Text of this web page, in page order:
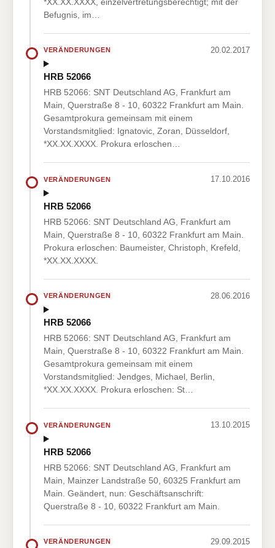
Befugnis, im…
VERÄNDERUNGEN 20.02.2017
HRB 52066
HRB 52066: SNT Deutschland AG, Frankfurt am
Main, Querstraße 8 - 10, 60322 Frankfurt am Main.
Gesamtprokura gemeinsam mit einem
Vorstandsmitglied: Ignatovic, Zoran, Düsseldorf,
*XX.XX.XXXX. Prokura erloschen…
VERÄNDERUNGEN 17.10.2016
HRB 52066
HRB 52066: SNT Deutschland AG, Frankfurt am
Main, Querstraße 8 - 10, 60322 Frankfurt am Main.
Prokura erloschen: Baumeister, Christoph, Krefeld,
*XX.XX.XXXX.
VERÄNDERUNGEN 28.06.2016
HRB 52066
HRB 52066: SNT Deutschland AG, Frankfurt am
Main, Querstraße 8 - 10, 60322 Frankfurt am Main.
Gesamtprokura gemeinsam mit einem
Vorstandsmitglied: Jendges, Michael, Berlin,
*XX.XX.XXXX. Prokura erloschen: St…
VERÄNDERUNGEN 13.10.2015
HRB 52066
HRB 52066: SNT Deutschland AG, Frankfurt am
Main, Mainzer Landstraße 50, 60325 Frankfurt am
Main. Geändert, nun: Geschäftsanschrift:
Querstraße 8 - 10, 60322 Frankfurt am Main.
VERÄNDERUNGEN 29.09.2015